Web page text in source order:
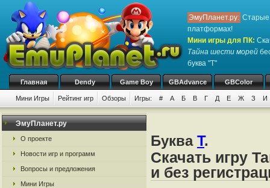
ЭмуПланет.ру: Старые
платформах!
Мини игры для ПК:
Тайна шести морей
буква "Т"
Главная Dendy Game Boy GBAdvance GBColor
Мини Игры Рейтинг игр Обзоры Игры: # А Б В Г Д Е Ж З И
ЭмуПланет.ру
О проекте
Новости игр и программ
Вопросы и предложения
Мини Игры
Буква Т.
Скачать игру
и без